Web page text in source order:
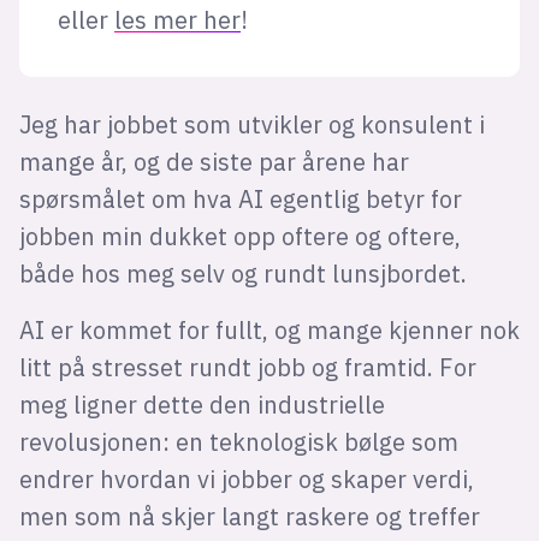
eller les mer her!
Jeg har jobbet som utvikler og konsulent i
mange år, og de siste par årene har
spørsmålet om hva AI egentlig betyr for
jobben min dukket opp oftere og oftere,
både hos meg selv og rundt lunsjbordet.
AI er kommet for fullt, og mange kjenner nok
litt på stresset rundt jobb og framtid. For
meg ligner dette den industrielle
revolusjonen: en teknologisk bølge som
endrer hvordan vi jobber og skaper verdi,
men som nå skjer langt raskere og treffer